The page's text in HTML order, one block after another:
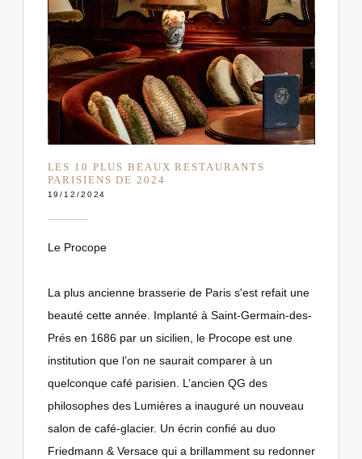
LES 10 PLUS BEAUX RESTAURANTS
PARISIENS DE 2024
19/12/2024
Le Procope
La plus ancienne brasserie de Paris s'est refait une
beauté cette année. Implanté à Saint-Germain-des-
Prés en 1686 par un sicilien, le Procope est une
institution que l’on ne saurait comparer à un
quelconque café parisien. L’ancien QG des
philosophes des Lumières a inauguré un nouveau
salon de café-glacier. Un écrin confié au duo
Friedmann & Versace qui a brillamment su redonner